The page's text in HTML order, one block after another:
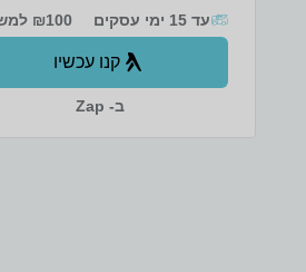
₪100 למשלוח עד 15 ימי עסקים
קנו עכשיו
ב- Zap